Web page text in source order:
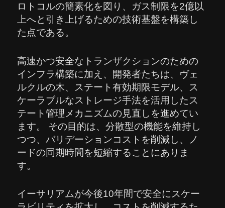
ロトコルの簡素化を図り、ガス制限を2億以
上へと引き上げるための技術基盤を構築し
た点である。
高速かつ安全なトランザクションのための
インフラ構築に加え、開発者たちは、ヴェ
ルクルの木、ステート有効期限モデル、ス
ケーラブルなストレージ手法を活用したス
テート管理メカニズムの見直しを進めてい
ます。 その目的は、分散型の機能を維持し
つつ、バリデーションコストを削減し、ノ
ードの同期時間を短縮することにありま
す。
イーサリアムが今後10年間で安全にスケー